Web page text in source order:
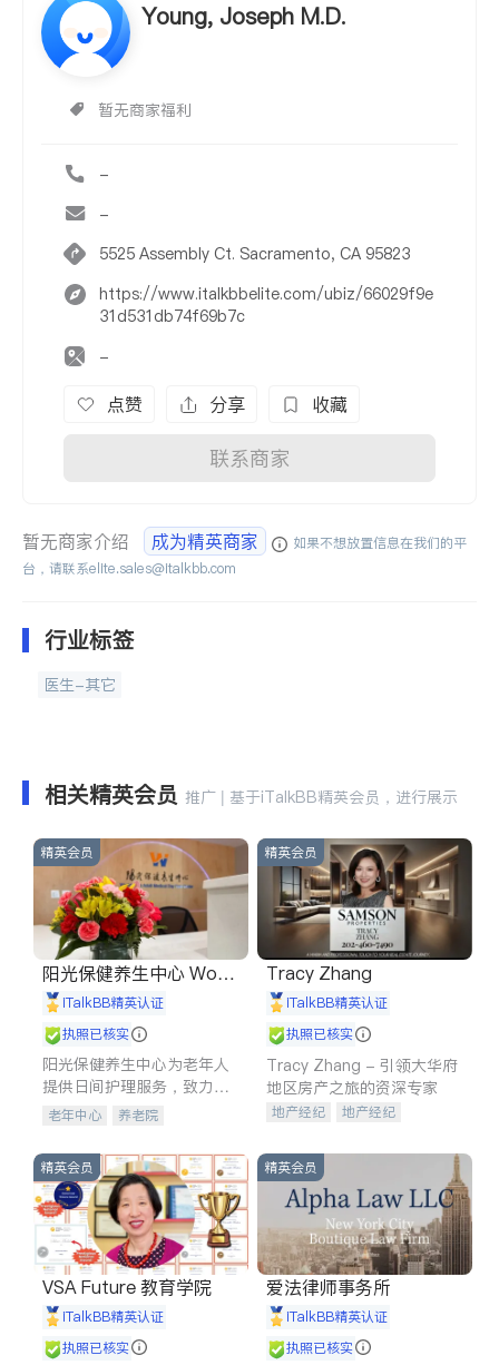
Young, Joseph M.D.
暂无商家福利
-
-
5525 Assembly Ct. Sacramento, CA 95823
https://www.italkbbelite.com/ubiz/66029f9e
31d531db74f69b7c
-
点赞 分享 收藏
联系商家
暂无商家介绍 成为精英商家
如果不想放置信息在我们的平
台，请联系elite.sales@italkbb.com
行业标签
医生-其它
相关精英会员 推广 | 基于iTalkBB精英会员，进行展示
精英会员
阳光保健养生中心 World
shine
iTalkBB精英认证
执照已核实
阳光保健养生中心为老年人
提供日间护理服务，致力于
通过持续的护理创新来有效
老年中心 养老院
精英会员
Tracy Zhang
iTalkBB精英认证
执照已核实
Tracy Zhang - 引领大华府
地区房产之旅的资深专家
地产经纪
地产经纪
商铺租售
精英会员
VSA Future 教育学院
iTalkBB精英认证
执照已核实
精英会员
爱法律师事务所
iTalkBB精英认证
执照已核实